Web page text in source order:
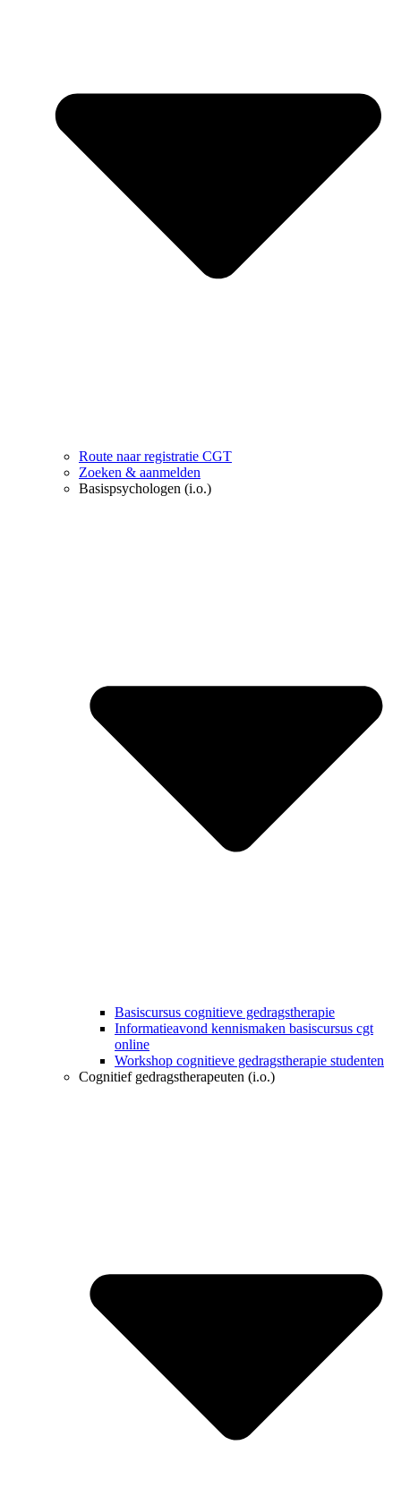
Route naar registratie CGT
Zoeken & aanmelden
Basispsychologen (i.o.)
Basiscursus cognitieve gedragstherapie
Informatieavond kennismaken basiscursus cgt
online
Workshop cognitieve gedragstherapie studenten
Cognitief gedragstherapeuten (i.o.)